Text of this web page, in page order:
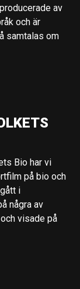
av
och är
samtalas om
Bio har vi
på bio och
i
några av
visade på